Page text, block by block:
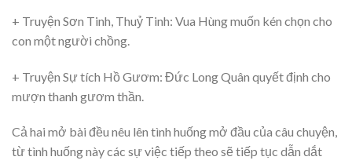
+ Truyện Sơn Tinh, Thuỷ Tinh: Vua Hùng muốn kén chọn cho
con một người chồng.
+ Truyện Sự tích Hồ Gươm: Đức Long Quân quyết định cho
mượn thanh gươm thần.
Cả hai mở bài đều nêu lên tình huống mở đầu của câu chuyện,
từ tình huống này các sự việc tiếp theo sẽ tiếp tục dẫn dắt